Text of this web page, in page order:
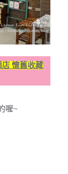
懷舊收藏
喔~